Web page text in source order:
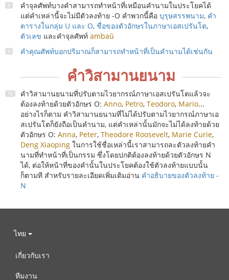
คำจุลศัพท์บางคำสามารถทำหน้าที่เหมือนคำนามในประโยคได้
แต่คำเหล่านี้จะไม่มีตัวลงท้าย -O คำพวกนี้คือ บุรุษสรรพนาม, คำ
ตารางในกลุ่ม U และ O, ชื่อของตัวอักษรในภาษาเอสเปรันโต,
ตัวเลข และคำจุลศัพท์ ambaŭ
คำคุณศัพท์บอกปริมาณก็สามารถทำหน้าที่เป็นคำนามได้เช่นกัน
คำวิสามานยนาม
คำวิสามานยนามที่ปรับตามไวยากรณ์ภาษาเอสเปรันโตแล้วจะ
ต้องลงท้ายด้วยตัวอักษร O: Anno, Petro, Teodoro, Mario...
อย่างไรก็ตาม คำวิสามานยนามที่ไม่ได้ปรับตามไวยากรณ์ภาษาเอ
สเปรันโตก็ยังถือเป็นคำนาม, แต่คำเหล่านั้นมักจะไม่ได้ลงท้ายด้วย
ตัวอักษร O: Anna, Peter, Theodore Roosevelt, Marie Curie,
Deng Xiaoping ในการใช้ชื่อเหล่านี้เราสามารถละตัวลงท้ายคำ
นามที่ทำหน้าที่เป็นกรรม ซึ่งโดยปกติต้องลงท้ายด้วยตัวอักษร N
ได้, ต่อให้หน้าที่ของคำนั้นในประโยคต้องใช้ตัวลงท้ายแบบนั้น
ก็ตามที สำหรับรายละเอียดเพิ่มเติมอ่าน คำอธิบายของตัวลงท้าย -
N
ไทย
เกี่ยวกับเรา
ทีมงาน